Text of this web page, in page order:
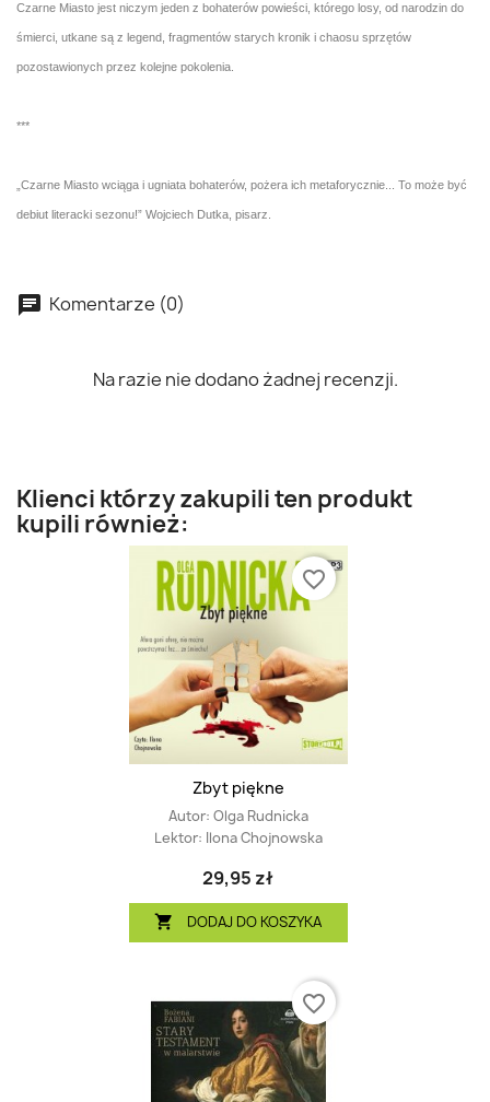
Czarne Miasto jest niczym jeden z bohaterów powieści, którego losy, od narodzin do
śmierci, utkane są z legend, fragmentów starych kronik i chaosu sprzętów
pozostawionych przez kolejne pokolenia.
***
„Czarne Miasto wciąga i ugniata bohaterów, pożera ich metaforycznie... To może być
debiut literacki sezonu!” Wojciech Dutka, pisarz.
Komentarze (0)
Na razie nie dodano żadnej recenzji.
Klienci którzy zakupili ten produkt
kupili również:
Zbyt piękne
Autor: Olga Rudnicka
Lektor: Ilona Chojnowska
29,95 zł
 DODAJ DO KOSZYKA
favorite_border
favorite_border